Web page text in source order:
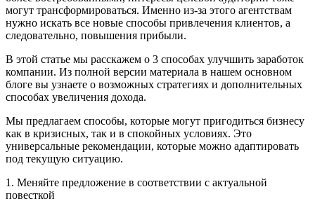
могут трансформироваться. Именно из-за этого агентствам
нужно искать все новые способы привлечения клиентов, а
следовательно, повышения прибыли.
В этой статье мы расскажем о 3 способах улучшить заработок
компании. Из полной версии материала в нашем основном
блоге вы узнаете о возможных стратегиях и дополнительных
способах увеличения дохода.
Мы предлагаем способы, которые могут пригодиться бизнесу
как в кризисных, так и в спокойных условиях. Это
универсальные рекомендации, которые можно адаптировать
под текущую ситуацию.
1. Меняйте предложение в соответствии с актуальной
повесткой